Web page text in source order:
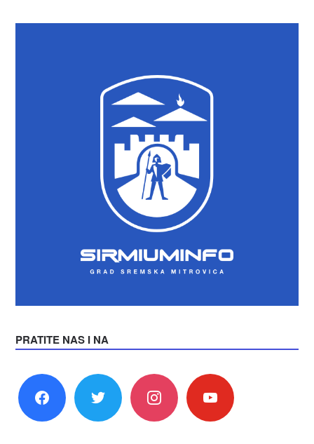
PRATITE NAS I NA
facebook twitter instagram youtube